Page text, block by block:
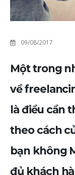
09/08/2017
Một trong
về
là điều cần
theo cách
bạn không
đủ khách